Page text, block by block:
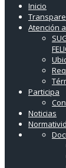
Inicio
Atención
Participa
Noticias